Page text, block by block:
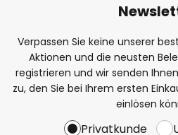
Verpassen Sie keine unserer
Aktionen und die neusten
registrieren und wir senden
zu, den Sie bei Ihrem ersten
einlösen
Privatkunde